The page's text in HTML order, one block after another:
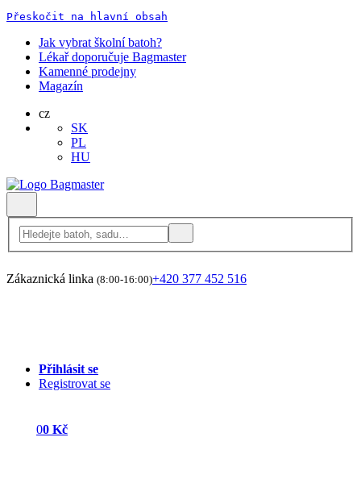
Přeskočit na hlavní obsah
Jak vybrat školní batoh?
Lékař doporučuje Bagmaster
Kamenné prodejny
Magazín
cz
SK
PL
HU
Zákaznická linka (8:00-16:00)+420 377 452 516
Přihlásit se
Registrovat se
00 Kč